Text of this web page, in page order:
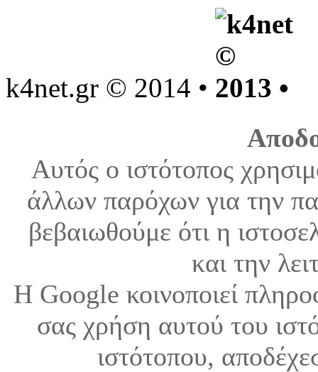
k4net.gr © 2014 •
Αυτός ο ιστότοπος
άλλων παρόχων για την
βεβαιωθούμε ότι η
και την
Η Google κοινοποιεί
σας χρήση αυτού του
ιστότοπου,